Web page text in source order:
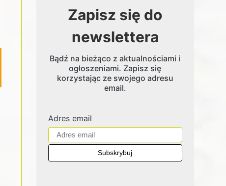
Zapisz się do
newslettera
Bądź na bieżąco z aktualnościami i
ogłoszeniami. Zapisz się
korzystając ze swojego adresu
email.
Adres email